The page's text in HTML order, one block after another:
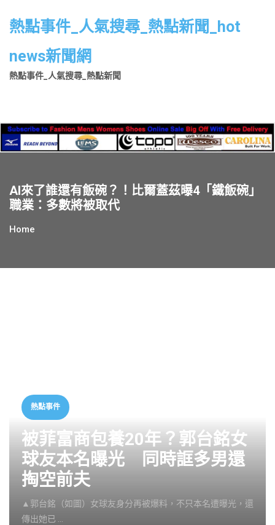
熱點事件_人氣搜尋_熱點新聞_hot
news新聞網
熱點事件_人氣搜尋_熱點新聞
AI來了誰還有飯碗？！比爾蓋茲曝4「鐵飯碗」
職業：多數將被取代
Home
熱點事件
被菲富商包養20年？郭台銘女
球友本名曝光 同時誆多男還
掏空前夫
▲郭台銘（如圖）女球友身分再被爆料，不只本名遭曝光，還
傳出她已 …